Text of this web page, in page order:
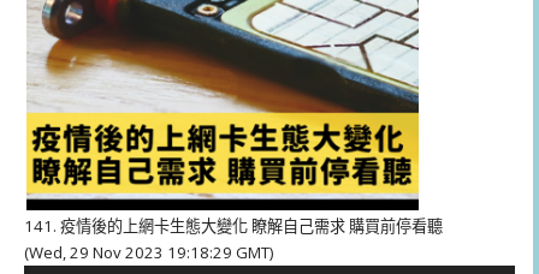
141. 疫情後的上網卡生態大變化 瞭解自己需求 購買前停看聽
(Wed, 29 Nov 2023 19:18:29 GMT)